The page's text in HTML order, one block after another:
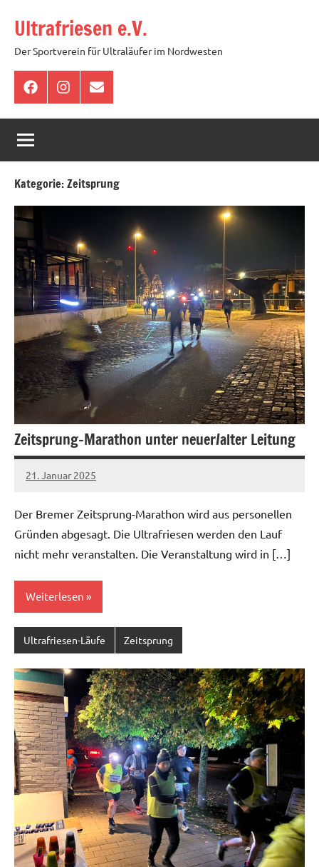
Inhalt
springen
Ultrafriesen e.V.
Der Sportverein für Ultraläufer im Nordwesten
FacebookInstagram
E-
Mail
Kategorie:Zeitsprung
Zeitsprung-Marathon unter neuer/alter Leitung
21. Januar 2025
admin
Keine
Der Bremer Zeitsprung-Marathon wird aus personellen
Gründen abgesagt. Die Ultrafriesen werden den Lauf
nicht mehr veranstalten. Die Veranstaltung wird in […]
Weiterlesen
Ultrafriesen-Läufe Zeitsprung